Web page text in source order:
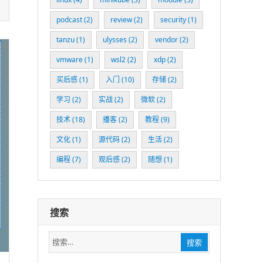
podcast(2) review(2) security(1)
tanzu(1) ulysses(2) vendor(2)
vmware(1) wsl2(2) xdp(2)
买后感(1) 入门 (10) 存储(2)
学习 (2) 实战(2) 微软(2)
技术(18) 播客(2) 教程(9)
文化(1) 源代码(2) 生活(2)
编程(7) 观后感(2) 随想(1)
搜索
搜
索：
搜索